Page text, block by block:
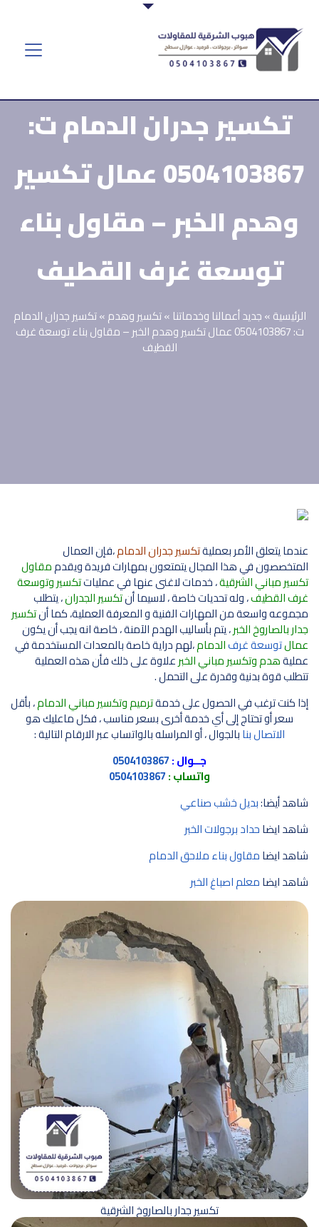
تكسير جدران الدمام ت:
0504103867 عمال تكسير
وهدم الخبر – مقاول بناء
توسعة غرف القطيف
الرئيسية»جديد أعمالنا وخدماتنا »تكسير وهدم»تكسير جدران الدمام
ت: 0504103867 عمال تكسير وهدم الخبر – مقاول بناء توسعة غرف
القطيف
عندما يتعلق الأمر بعمليةتكسير جدران الدمام،فإن العمال
المتخصصون في هذا المجال يتمتعون بمهارات فريدة ويقدممقاول
تكسير مباني الشرقية، خدمات لاغنى عنها في عملياتتكسير وتوسعة
غرف القطيف، وله تحديات خاصة ، لاسيما أنتكسير الجدران، يتطلب
مجموعه واسعة من المهارات الفنية و المعرفة العملية، كما أنتكسير
جدار بالصاروخ الخبر، يتم بأساليب الهدم الآمنة ، خاصة انه يجب أن يكون
عمالتوسعة غرفالدمام،لهم دراية خاصة بالمعدات المستخدمة في
عمليةهدم وتكسير مباني الخبرعلاوة على ذلك فأن هذه العملية
تتطلب قوة بدنية وقدرة على التحمل .
إذا كنت ترغب في الحصول على خدمةترميم وتكسير مباني الدمام، بأقل
سعر أو تحتاج إلى أي خدمة أخرى بسعر مناسب ، فكل ماعليك هو
الاتصال بنابالجوال ، أو المراسله بالواتساب عبر الارقام التالية :
جــوال :0504103867
واتساب :0504103867
شاهد أيضا:بديل خشب صناعي
شاهد ايضاحداد برجولات الخبر
شاهد ايضامقاول بناء ملاحق الدمام
شاهد ايضامعلم اصباغ الخبر
تكسير جدار بالصاروخ الشرقية